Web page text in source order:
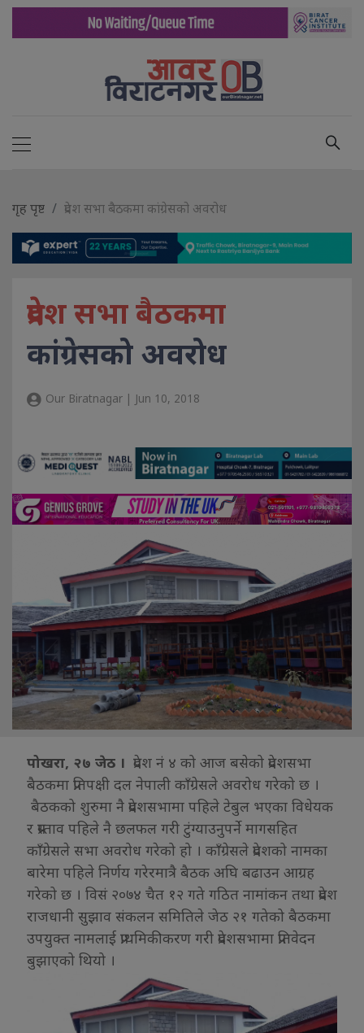
गृह पृष्ट प्रदेश सभा बैठकमा कांग्रेसको अवरोध
प्रदेश सभा बैठकमा
कांग्रेसको अवरोध
Our Biratnagar | Jun 10, 2018
पोखरा, २७ जेठ । प्रदेश नं ४ को आज बसेको प्रदेशसभा
बैठकमा प्रतिपक्षी दल नेपाली काँग्रेसले अवरोध गरेको छ ।
बैठकको शुरुमा नै प्रदेशसभामा पहिले टेबुल भएका विधेयक
र प्रस्ताव पहिले नै छलफल गरी टुंग्याउनुपर्ने मागसहित
काँग्रेसले सभा अवरोध गरेको हो । काँग्रेसले प्रदेशको नामका
बारेमा पहिले निर्णय गरेरमात्रै बैठक अघि बढाउन आग्रह
गरेको छ । विसं २०७४ चैत १२ गते गठित नामांकन तथा प्रदेश
राजधानी सुझाव संकलन समितिले जेठ २१ गतेको बैठकमा
उपयुक्त नामलाई प्राथमिकीकरण गरी प्रदेशसभामा प्रतिवेदन
बुझाएको थियो ।